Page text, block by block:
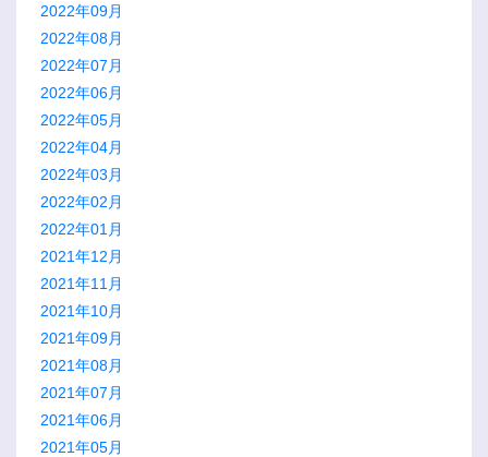
2022年09月
2022年08月
2022年07月
2022年06月
2022年05月
2022年04月
2022年03月
2022年02月
2022年01月
2021年12月
2021年11月
2021年10月
2021年09月
2021年08月
2021年07月
2021年06月
2021年05月